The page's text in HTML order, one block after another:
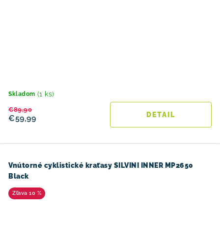
Skladom (1 ks)
€59,99
€89,90
DETAIL
Vnútorné cyklistické kraťasy SILVINI INNER MP2650
Black
10 %